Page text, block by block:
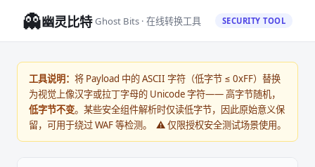
👻幽灵比特 Ghost Bits · 在线转换工具 SECURITY TOOL
工具说明： 将 Payload 中的 ASCII 字符（低字节 ≤ 0xFF）替换
为视觉上像汉字或拉丁字母的 Unicode 字符—— 高字节随机，
低字节不变。某些安全组件解析时仅读低字节，因此原始意义保
留，可用于绕过 WAF 等检测。 ⚠️ 仅限授权安全测试场景使用。